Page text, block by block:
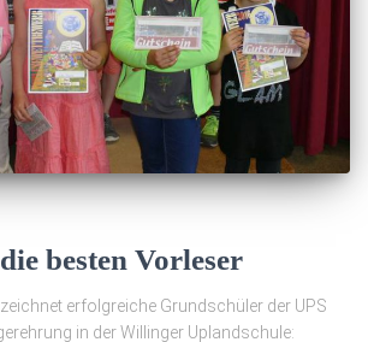
besten Vorleser
erfolgreiche Grundschüler der UPS
in der Willinger Uplandschule: